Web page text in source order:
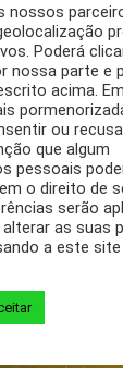
nossos
Poderá
nossa parte e
acima.
ou
que algum
pessoais
o direito de
serão
as suas
a este